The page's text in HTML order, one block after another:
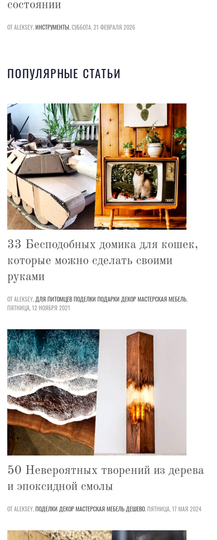
состоянии
ОТ ALEKSEY,ИНСТРУМЕНТЫ,СУББОТА, 21 ФЕВРАЛЯ 2026
ПОПУЛЯРНЫЕ СТАТЬИ
33 Бесподобных домика для кошек,
которые можно сделать своими
руками
ОТ ALEKSEY, ДЛЯ ПИТОМЦЕВПОДЕЛКИ ПОДАРКИ ДЕКОРМАСТЕРСКАЯ МЕБЕЛЬ,
ПЯТНИЦА, 12 НОЯБРЯ 2021
50 Невероятных творений из дерева
и эпоксидной смолы
ОТ ALEKSEY,ПОДЕЛКИ ДЕКОРМАСТЕРСКАЯ МЕБЕЛЬ ДЕШЕВО,ПЯТНИЦА, 17 МАЯ 2024